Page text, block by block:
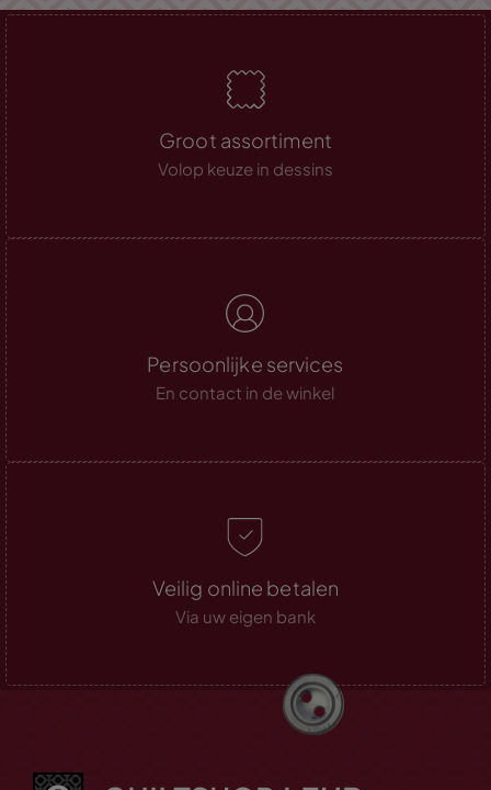
Groot assortiment
Volop keuze in dessins
Persoonlijke services
En contact in de winkel
Veilig online betalen
Via uw eigen bank